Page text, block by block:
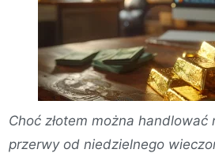
Choć złotem można handlować
przerwy od niedzielnego